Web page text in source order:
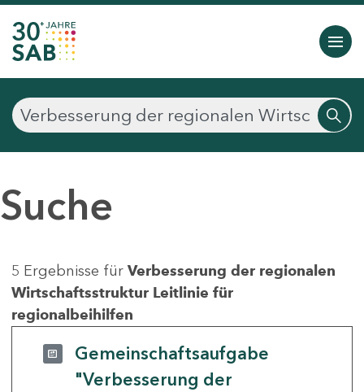
Suche
5 Ergebnisse für Verbesserung der regionalen
Wirtschaftsstruktur Leitlinie für
regionalbeihilfen
Gemeinschaftsaufgabe
"Verbesserung der